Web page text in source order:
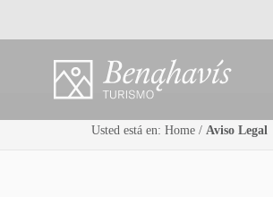
Usted está en: Home / Aviso Legal